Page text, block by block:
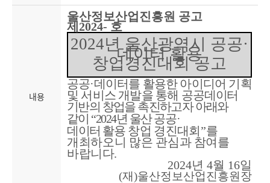
내용
울산정보산업진흥원 공고
제2024- 호
2024년 울산광역시 공공·
데이터 활용
창업경진대회 공고
공공·데이터를 활용한 아이디어 기획
및 서비스 개발을 통해 공공데 이터
기반의 창업을 촉진하고자 아래와
같이 “2024년 울산 공공·
데이터 활용 창업 경진대회 ”를
개최하오니 많은 관심과 참여를
바랍니다.
2024년 4월 16일
(재)울산정보산업진흥원장